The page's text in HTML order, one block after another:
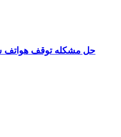
حل مشكله توقف هواتف